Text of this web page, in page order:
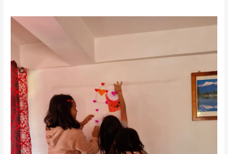
Fundacja
Poland
House
pomoc
dzieciom
w
Indiach.